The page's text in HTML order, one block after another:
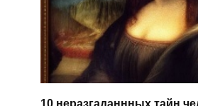
10 неразгаданнных тайн